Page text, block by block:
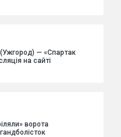
— «Спартак
на сайті
ворота